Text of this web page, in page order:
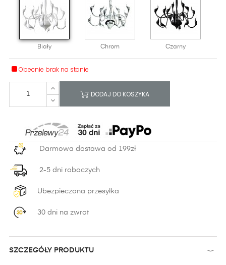
Biały Chrom Czarny
Obecnie brak na stanie
DODAJ DO KOSZYKA
Darmowa dostawa od 199zł
2-5 dni roboczych
Ubezpieczona przesyłka
30 dni na zwrot
SZCZEGÓŁY PRODUKTU